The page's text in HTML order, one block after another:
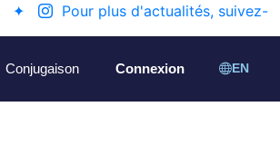
✦
Pour plus d'actualités, suivez-
Conjugaison Connexion EN